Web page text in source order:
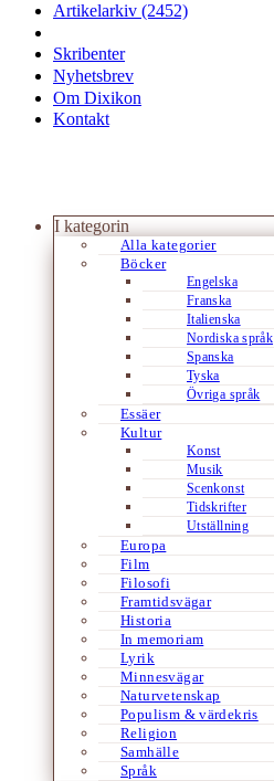
Artikelarkiv (2452)
Skribenter
Nyhetsbrev
Om Dixikon
Kontakt
I kategorin
Alla kategorier
Böcker
Engelska
Franska
Italienska
Nordiska språk
Spanska
Tyska
Övriga språk
Essäer
Kultur
Konst
Musik
Scenkonst
Tidskrifter
Utställning
Europa
Film
Filosofi
Framtidsvägar
Historia
In memoriam
Lyrik
Minnesvägar
Naturvetenskap
Populism & värdekris
Religion
Samhälle
Språk